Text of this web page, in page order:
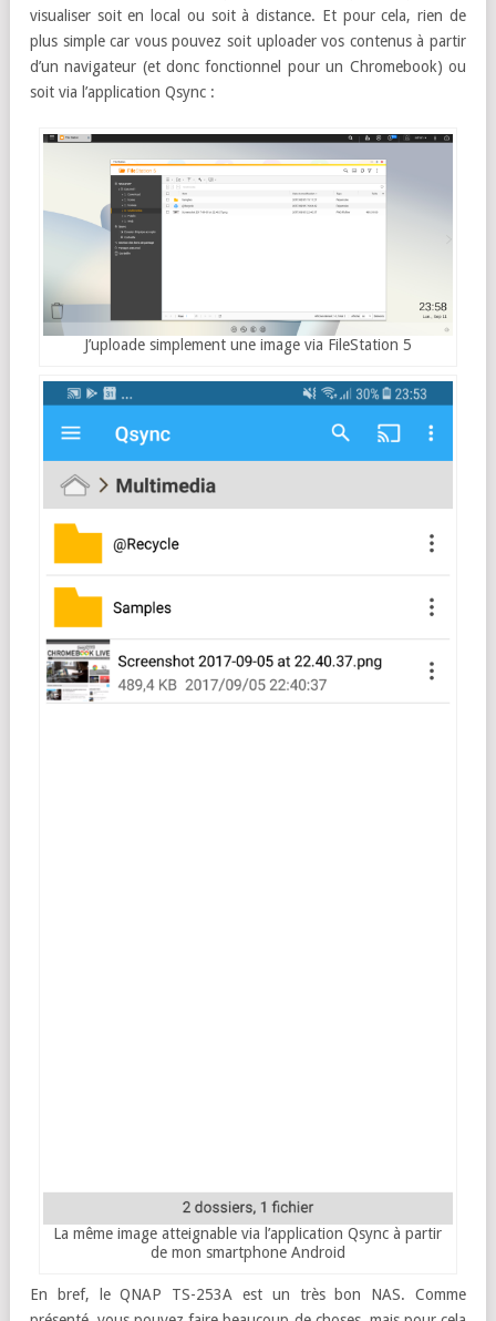
visualiser soit en local ou soit à distance. Et pour cela, rien de
plus simple car vous pouvez soit uploader vos contenus à partir
d’un navigateur (et donc fonctionnel pour un Chromebook) ou
soit via l’application Qsync :
J’uploade simplement une image via FileStation 5
La même image atteignable via l’application Qsync à partir
de mon smartphone Android
En bref, le QNAP TS-253A est un très bon NAS. Comme